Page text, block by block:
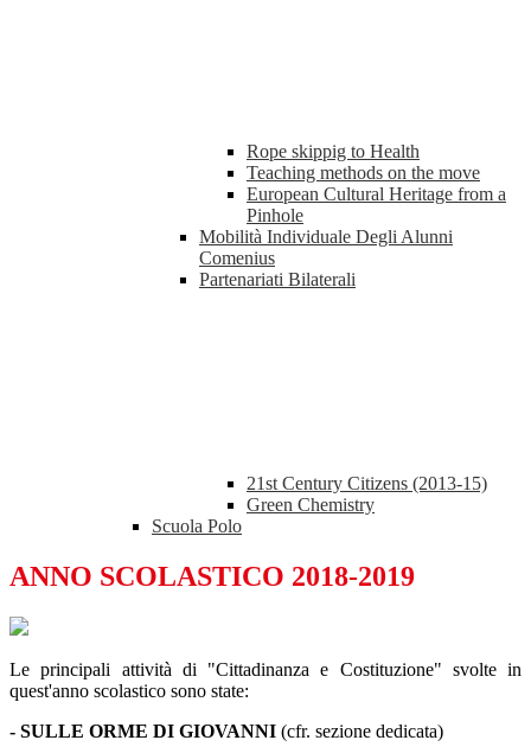
Rope skippig to Health
Teaching methods on the move
European Cultural Heritage from a
Pinhole
Mobilità Individuale Degli Alunni
Comenius
Partenariati Bilaterali
21st Century Citizens (2013-15)
Green Chemistry
Scuola Polo
ANNO SCOLASTICO 2018-2019
Le principali attività di "Cittadinanza e Costituzione" svolte in
quest'anno scolastico sono state:
- SULLE ORME DI GIOVANNI (cfr. sezione dedicata)